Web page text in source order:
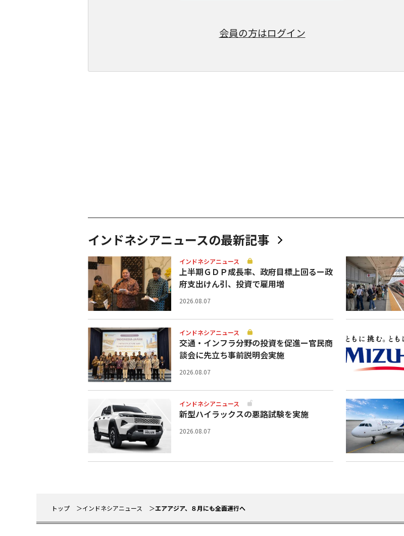
会員の方はログイン
インドネシアニュースの最新記事
インドネシアニュース
上半期ＧＤＰ成長率、政府目標上回るー政
府支出けん引、投資で雇用増
2026.08.07
インドネシアニュース
交通・インフラ分野の投資を促進ー官民商
談会に先立ち事前説明会実施
2026.08.07
インドネシアニュース
新型ハイラックスの悪路試験を実施
2026.08.07
トップ インドネシアニュース エアアジア、８月にも全面運行へ